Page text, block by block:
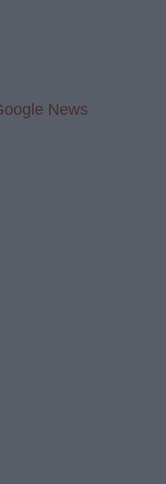
News